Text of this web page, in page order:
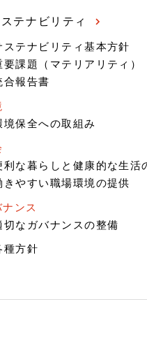
テナビリティ
ステナビリティ基本方針
要課題（マテリアリティ）
合報告書
境保全への取組み
利な暮らしと健康的な生活
きやすい職場環境の提供
ナンス
切なガバナンスの整備
種方針